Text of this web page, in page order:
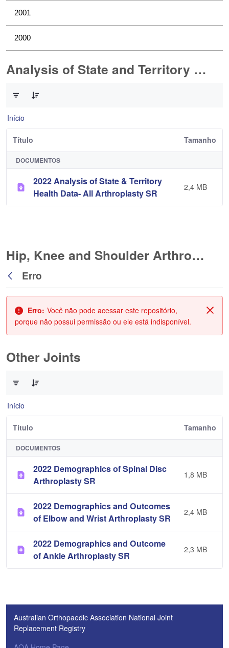
2001
2000
Analysis of State and Territory Health Data
Início
Título Tamanho
DOCUMENTOS
2022 Analysis of State & Territory
Health Data- All Arthroplasty SR
2,4 MB
Hip, Knee and Shoulder Arthroplasty
Voltar
Erro
Erro: Você não pode acessar este repositório,
porque não possui permissão ou ele está indisponível.
Other Joints
Início
Título Tamanho
DOCUMENTOS
2022 Demographics of Spinal Disc
Arthroplasty SR
1,8 MB
2022 Demographics and Outcomes
of Elbow and Wrist Arthroplasty SR
2,4 MB
2022 Demographics and Outcome
of Ankle Arthroplasty SR
2,3 MB
Australian Orthopaedic Association National Joint
Replacement Registry